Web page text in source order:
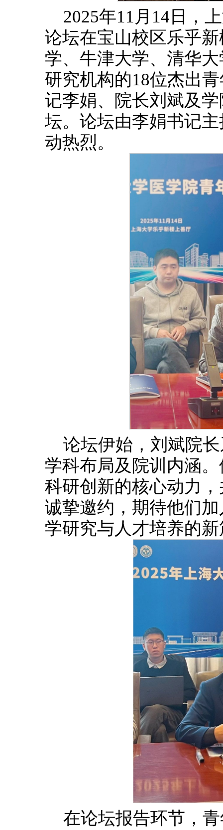
2025年11月14日，
论坛在宝山校区乐乎
学、牛津大学、清华
研究机构的18位杰出
记李娟、院长刘斌及
坛。论坛由李娟书记
动热烈。
论坛伊始，刘斌院
学科布局及院训内涵
科研创新的核心动力
诚挚邀约，期待他们
学研究与人才培养的
在论坛报告环节，